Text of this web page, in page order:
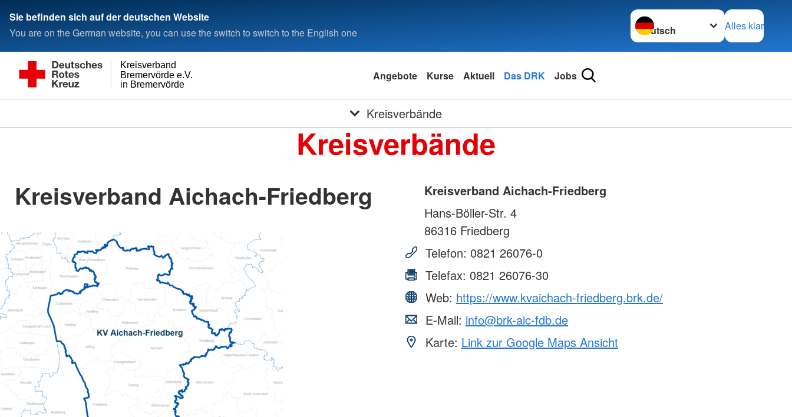
Sie befinden sich auf der deutschen Website
You are on the German website, you can use the switch to switch to the English one
Sprache wechseln zu
Alles klar
in Bremervörde
Bremervörde e.V.
Kreisverband
Angebote Kurse Aktuell Das DRK Jobs
Kreisverbände
Kreisverbände
Kreisverband Aichach-Friedberg
Kreisverband Aichach-Friedberg
Hans-Böller-Str. 4
86316 Friedberg
Telefon: 0821 26076-0
Telefax: 0821 26076-30
Web: https://www.kvaichach-friedberg.brk.de/
E-Mail: info@brk-aic-fdb.de
Karte: Link zur Google Maps Ansicht